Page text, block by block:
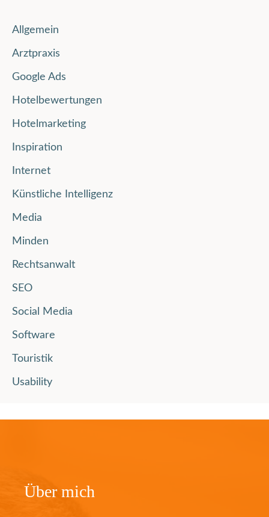
Allgemein
Arztpraxis
Google Ads
Hotelbewertungen
Hotelmarketing
Inspiration
Internet
Künstliche Intelligenz
Media
Minden
Rechtsanwalt
SEO
Social Media
Software
Touristik
Usability
Über mich